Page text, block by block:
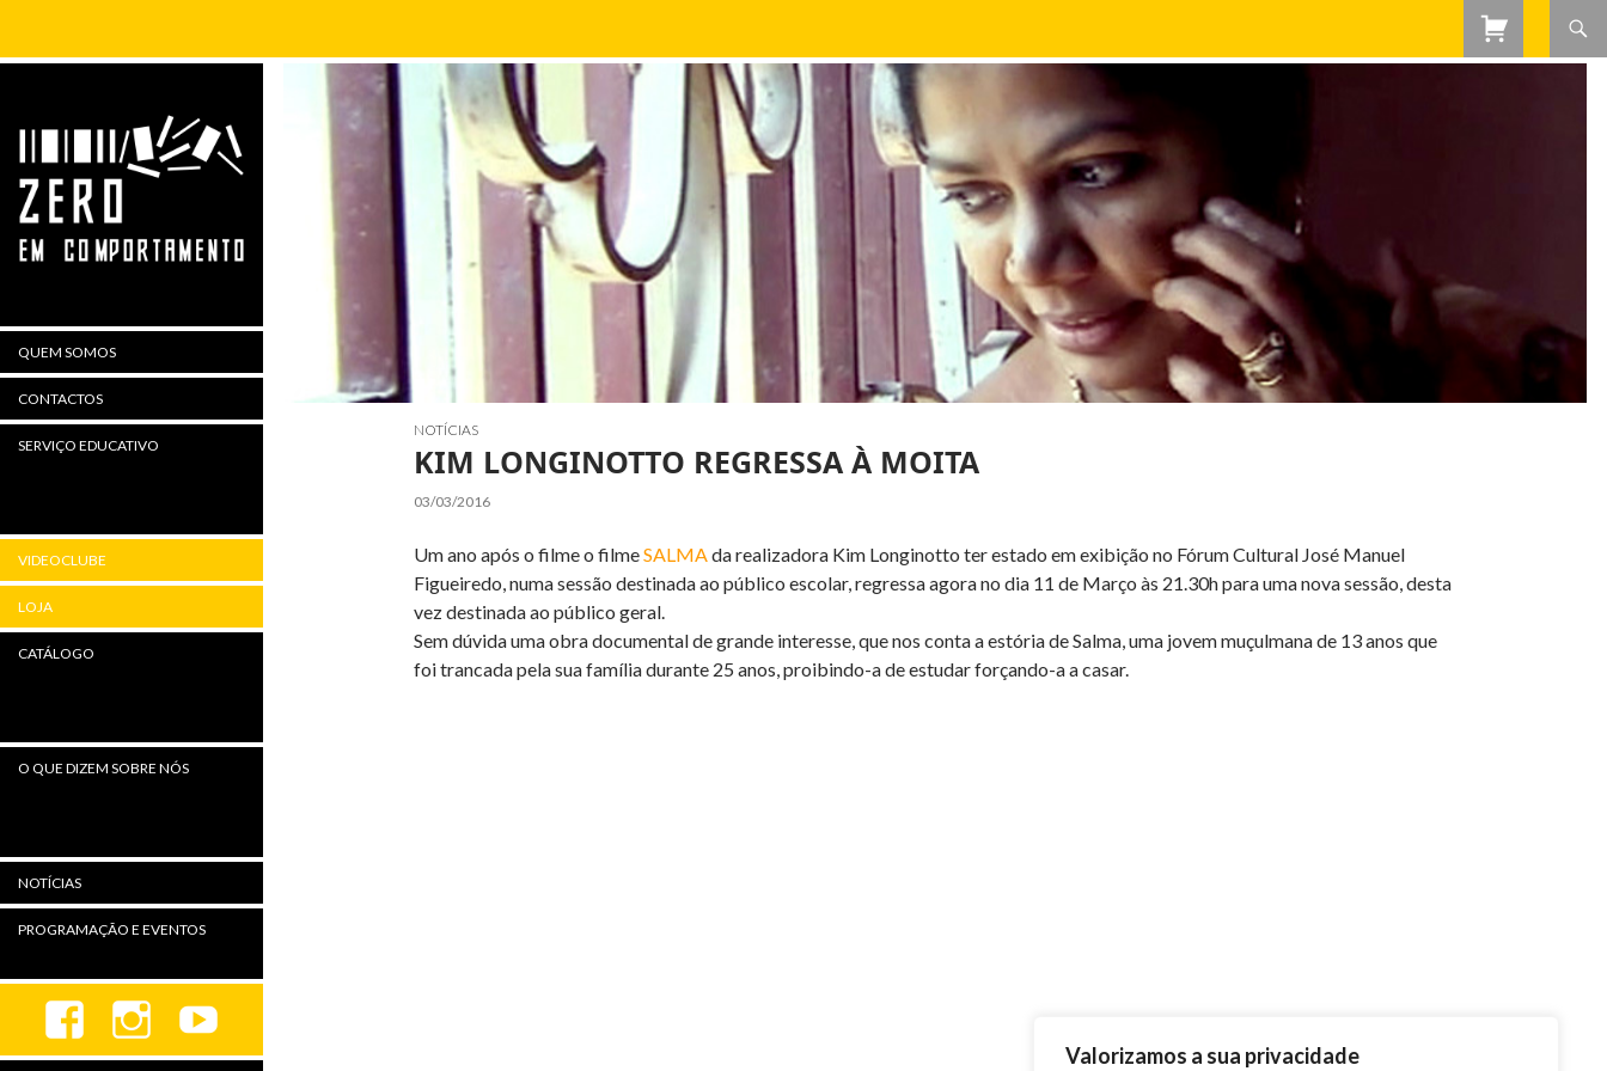
Valorizamos a sua privacidade
NOTÍCIAS
KIM LONGINOTTO REGRESSA À MOITA
03/03/2016
Um ano após o filme o filmeSALMAda realizadora Kim Longinotto ter estado em exibição no Fórum Cultural José Manuel
Figueiredo, numa sessão destinada ao público escolar, regressa agora no dia 11 de Março às 21.30h para uma nova sessão, desta
vez destinada ao público geral.
Sem dúvida uma obra documental de grande interesse, que nos conta a estória de Salma, uma jovem muçulmana de 13 anos que
foi trancada pela sua família durante 25 anos, proibindo-a de estudar forçando-a a casar.
QUEM SOMOS
CONTACTOS
SERVIÇO EDUCATIVO
VIDEOCLUBE
LOJA
CATÁLOGO
O QUE DIZEM SOBRE NÓS
NOTÍCIAS
PROGRAMAÇÃO E EVENTOS